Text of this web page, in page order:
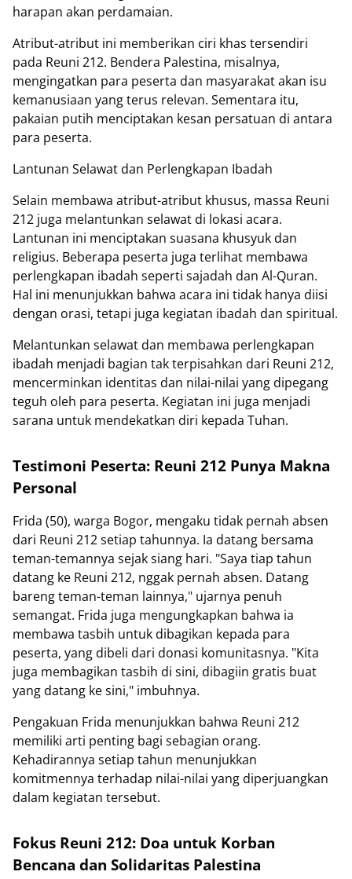
harapan akan perdamaian.
Atribut-atribut ini memberikan ciri khas tersendiri
pada Reuni 212. Bendera Palestina, misalnya,
mengingatkan para peserta dan masyarakat akan isu
kemanusiaan yang terus relevan. Sementara itu,
pakaian putih menciptakan kesan persatuan di antara
para peserta.
Lantunan Selawat dan Perlengkapan Ibadah
Selain membawa atribut-atribut khusus, massa Reuni
212 juga melantunkan selawat di lokasi acara.
Lantunan ini menciptakan suasana khusyuk dan
religius. Beberapa peserta juga terlihat membawa
perlengkapan ibadah seperti sajadah dan Al-Quran.
Hal ini menunjukkan bahwa acara ini tidak hanya diisi
dengan orasi, tetapi juga kegiatan ibadah dan spiritual.
Melantunkan selawat dan membawa perlengkapan
ibadah menjadi bagian tak terpisahkan dari Reuni 212,
mencerminkan identitas dan nilai-nilai yang dipegang
teguh oleh para peserta. Kegiatan ini juga menjadi
sarana untuk mendekatkan diri kepada Tuhan.
Testimoni Peserta: Reuni 212 Punya Makna
Personal
Frida (50), warga Bogor, mengaku tidak pernah absen
dari Reuni 212 setiap tahunnya. Ia datang bersama
teman-temannya sejak siang hari. "Saya tiap tahun
datang ke Reuni 212, nggak pernah absen. Datang
bareng teman-teman lainnya," ujarnya penuh
semangat. Frida juga mengungkapkan bahwa ia
membawa tasbih untuk dibagikan kepada para
peserta, yang dibeli dari donasi komunitasnya. "Kita
juga membagikan tasbih di sini, dibagiin gratis buat
yang datang ke sini," imbuhnya.
Pengakuan Frida menunjukkan bahwa Reuni 212
memiliki arti penting bagi sebagian orang.
Kehadirannya setiap tahun menunjukkan
komitmennya terhadap nilai-nilai yang diperjuangkan
dalam kegiatan tersebut.
Fokus Reuni 212: Doa untuk Korban
Bencana dan Solidaritas Palestina